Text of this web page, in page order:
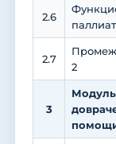
2.6
2.7
2
3